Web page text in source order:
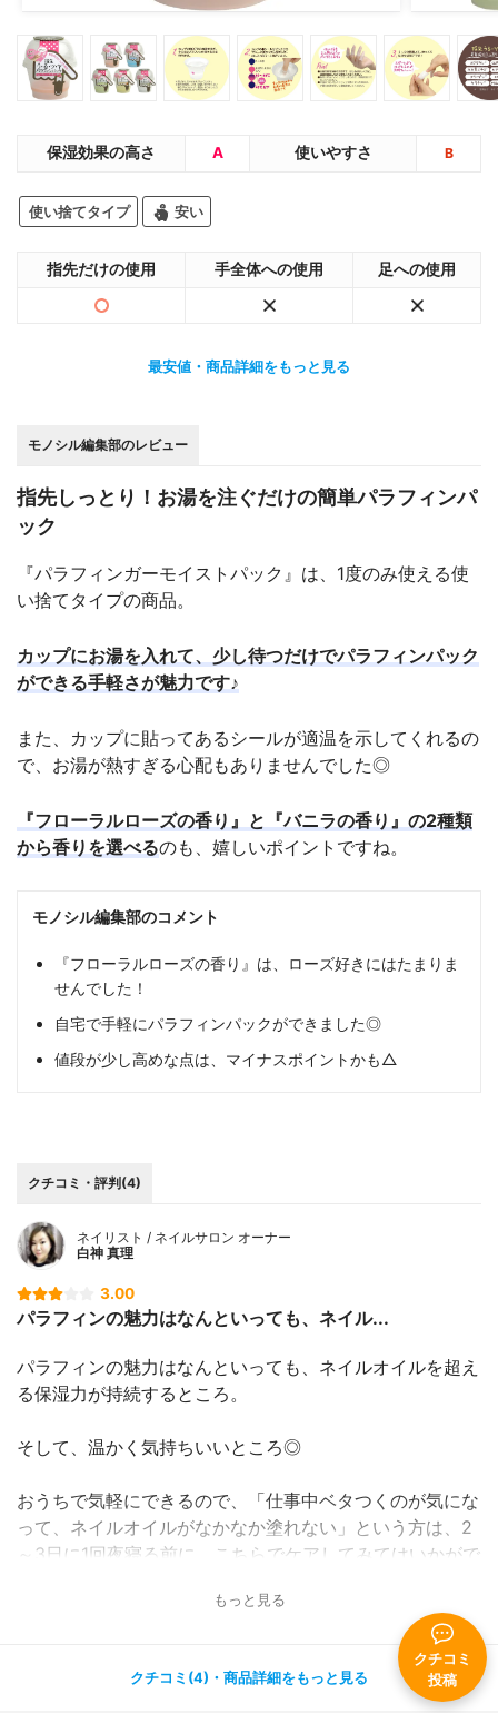
クチコミ
投稿
保湿効果の高さ A 使いやすさ B
使い捨てタイプ 安い
指先だけの使用 手全体への使用 足への使用
最安値・商品詳細をもっと見る
モノシル編集部のレビュー
指先しっとり！お湯を注ぐだけの簡単パラフィンパ
ック
『パラフィンガーモイストパック』は、1度のみ使える使
い捨てタイプの商品。
カップにお湯を入れて、少し待つだけでパラフィンパック
ができる手軽さが魅力です♪
また、カップに貼ってあるシールが適温を示してくれるの
で、お湯が熱すぎる心配もありませんでした◎
『フローラルローズの香り』と『バニラの香り』の2種類
から香りを選べるのも、嬉しいポイントですね。
モノシル編集部のコメント
『フローラルローズの香り』は、ローズ好きにはたまりま
せんでした！
自宅で手軽にパラフィンパックができました◎
値段が少し高めな点は、マイナスポイントかも△
クチコミ・評判(4)
ネイリスト / ネイルサロン オーナー
白神 真理
3.00
パラフィンの魅力はなんといっても、ネイル...
パラフィンの魅力はなんといっても、ネイルオイルを超え
る保湿力が持続するところ。
そして、温かく気持ちいいところ◎
おうちで気軽にできるので、「仕事中ベタつくのが気にな
って、ネイルオイルがなかなか塗れない」という方は、2
～3日に1回夜寝る前に、こちらでケアしてみてはいかがで
ささくれや、爪周りの皮膚がガチガチになる方は特に！！
もっと見る
クチコミ(4)・商品詳細をもっと見る